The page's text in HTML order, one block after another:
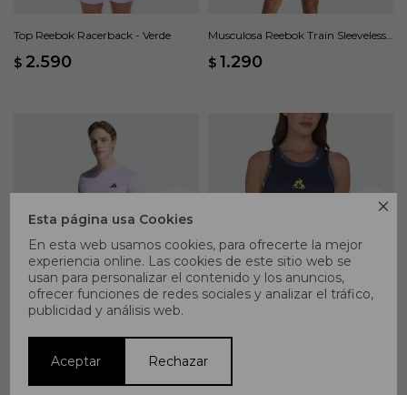

Esta página usa Cookies
En esta web usamos cookies, para ofrecerte la mejor
experiencia online. Las cookies de este sitio web se
usan para personalizar el contenido y los anuncios,
ofrecer funciones de redes sociales y analizar el tráfico,
publicidad y análisis web.
Aceptar Rechazar
Top Reebok Racerback - Verde
$ 2.590
Musculosa Reebok Train Sleeveless
$ 1.290
Remera Adidas GYM+ - Violeta
Training - Azul